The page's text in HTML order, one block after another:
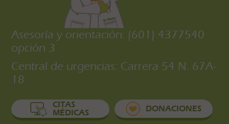
Asesoría y orientación: (601) 4377540
opción 3
Central de urgencias: Carrera 54 N. 67A-
18
CITAS
MÉDICAS
DONACIONES